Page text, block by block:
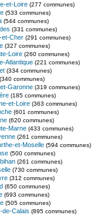
et-Loire (277 communes)
(533 communes)
(544 communes)
(331 communes)
et-Cher (291 communes)
(327 communes)
Loire (260 communes)
Atlantique (221 communes)
(334 communes)
(340 communes)
Garonne (319 communes)
(185 communes)
et-Loire (363 communes)
(601 communes)
(620 communes)
Marne (433 communes)
(261 communes)
et-Moselle (594 communes)
(500 communes)
(261 communes)
(730 communes)
(312 communes)
(650 communes)
(693 communes)
(505 communes)
de-Calais (895 communes)